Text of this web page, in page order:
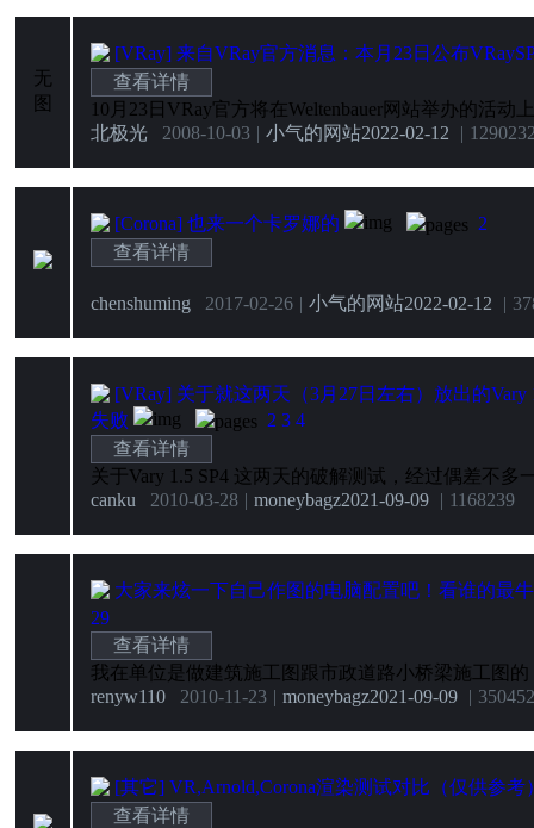
无
图
[VRay] 来自VRay官方消息：本月23日公布
查看详情
北极光 2008-10-03 | 小气的网站2022-02-12 | 12902
[Corona] 也来一个卡罗娜的
2
查看详情
chenshuming 2017-02-26 | 小气的网站2022-02-12 |
[VRay] 关于就这两天（3月27日左右）放出的Vary
失败
2 3 4
查看详情
canku 2010-03-28 | moneybagz2021-09-09 | 1168239
大家来炫一下自己作图的电脑配置吧！看谁的最
29
查看详情
renyw110 2010-11-23 | moneybagz2021-09-09 | 35045
[其它] VR,Arnold,Corona渲染测试对比（仅供参考
查看详情